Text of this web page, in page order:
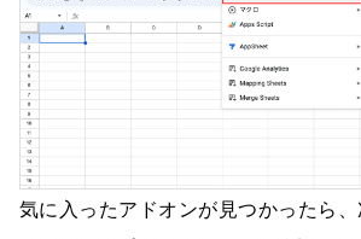
気に入ったアドオンが見つかったら